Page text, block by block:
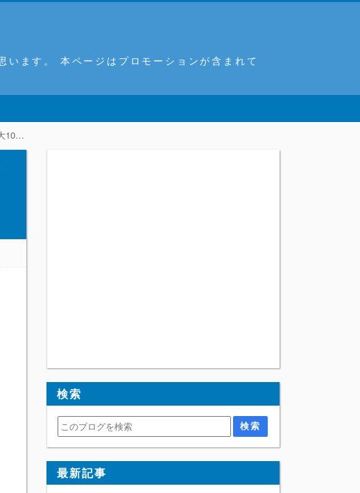
います。 本ページはプロモーションが含まれて
す
検索
最新記事